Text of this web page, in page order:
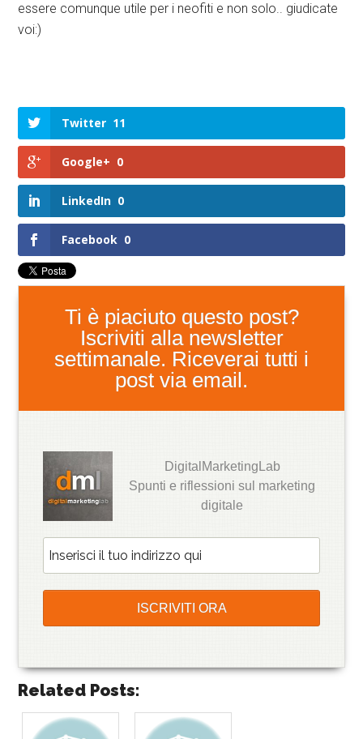
essere comunque utile per i neofiti e non solo.. giudicate
voi:)
Twitter 11
Google+ 0
LinkedIn 0
Facebook 0
Ti è piaciuto questo post?
Iscriviti alla newsletter
settimanale. Riceverai tutti i
post via email.
DigitalMarketingLab
Spunti e riflessioni sul marketing
digitale
Related Posts: